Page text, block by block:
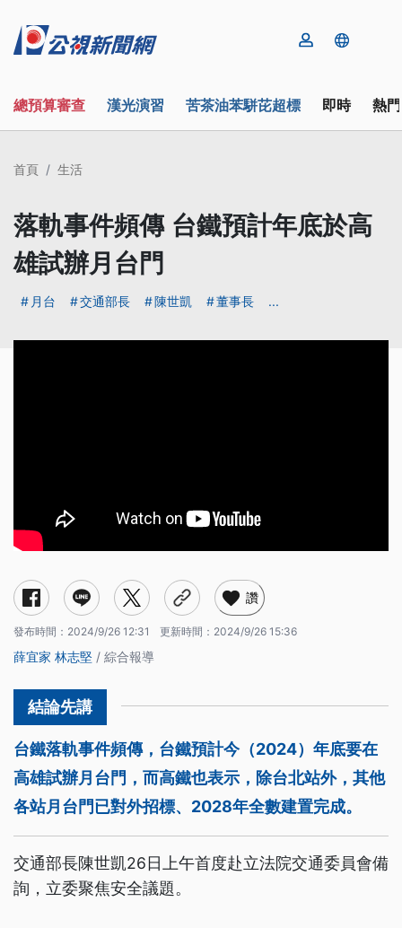
總預算審查 漢光演習 苦茶油苯駢芘超標 即時 熱
首頁 生活
落軌事件頻傳 台鐵預計年底於高
雄試辦月台門
月台 交通部長 陳世凱 董事長 ...
讚
發布時間： 2024/9/26 12:31 更新時間： 2024/9/26 15:36
薛宜家 林志堅 / 綜合報導
台鐵落軌事件頻傳，台鐵預計今（2024）年底要在
高雄試辦月台門，而高鐵也表示，除台北站外，其他
各站月台門已對外招標、2028年全數建置完成。
交通部長陳世凱26日上午首度赴立法院交通委員會備
詢，立委聚焦安全議題。